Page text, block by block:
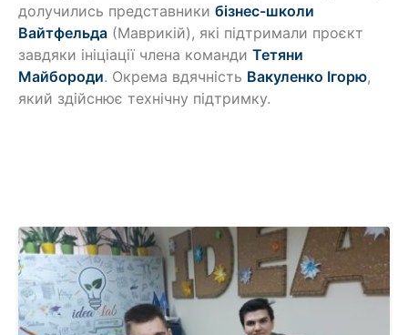
долучились представники бізнес-школи
Вайтфельда (Маврикій), які підтримали проєкт
завдяки ініціації члена команди Тетяни
Майбороди. Окрема вдячність Вакуленко Ігорю,
який здійснює технічну підтримку.